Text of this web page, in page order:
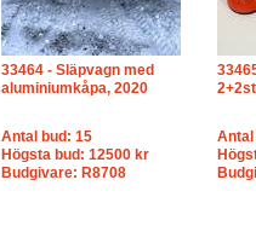
33464 - Släpvagn med
aluminiumkåpa, 2020
Antal bud: 15
Högsta bud: 12500 kr
Budgivare: R8708
2+2st
Antal